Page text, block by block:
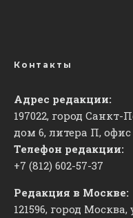
Контакты
Адрес редакции:
197022, город
дом 6, литера П, офис
Телефон редакции:
+7 (812) 602-57-37
Редакция в Москве:
121596, город